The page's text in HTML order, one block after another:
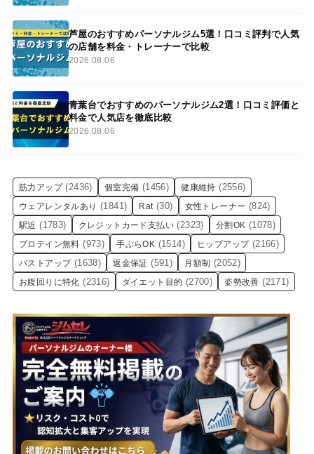
芦屋のおすすめパーソナルジム5選！口コミ評判で人気
の店舗を料金・トレーナーで比較
2026.08.06
青葉台でおすすめのパーソナルジム2選！口コミ評価と
料金で人気店を徹底比較
2026.08.06
筋力アップ (2436) 個室完備 (1456) 健康維持 (2556)
ウェアレンタルあり (1841) Rat (30) 女性トレーナー (824)
駅近 (1783) クレジットカード支払い (2323) 分割OK (1078)
プロテイン無料 (973) 手ぶらOK (1514) ヒップアップ (2166)
バストアップ (1638) 返金保証 (591) 月額制 (2052)
お腹回りに特化 (2316) ダイエット目的 (2700) 姿勢改善 (2171)